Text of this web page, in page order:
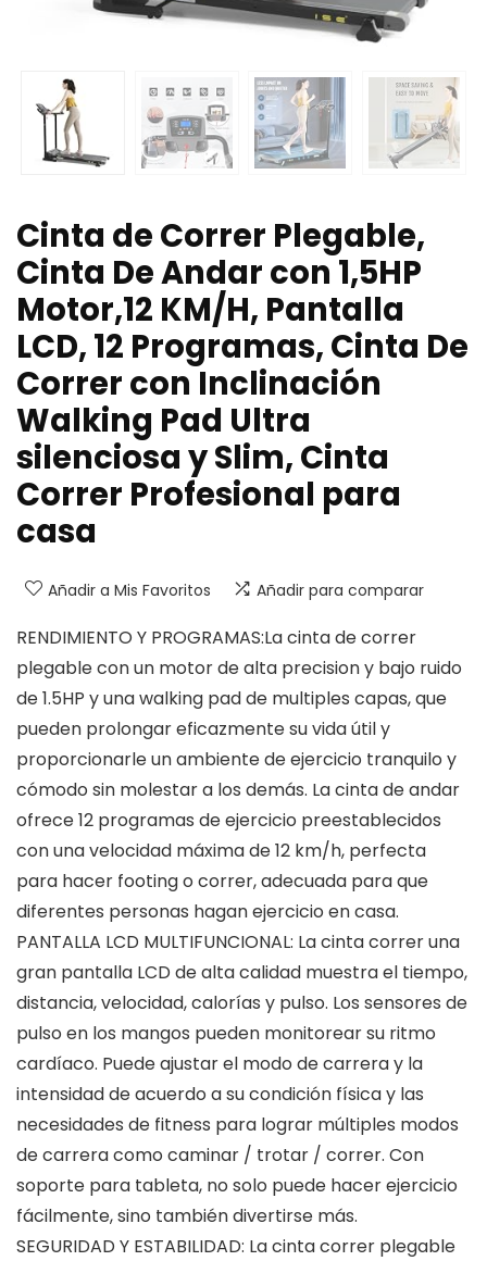
Cinta de Correr Plegable,
Cinta De Andar con 1,5HP
Motor,12 KM/H, Pantalla
LCD, 12 Programas, Cinta De
Correr con Inclinación
Walking Pad Ultra
silenciosa y Slim, Cinta
Correr Profesional para
casa
Añadir a Mis Favoritos Añadir para comparar
RENDIMIENTO Y PROGRAMAS:La cinta de correr
plegable con un motor de alta precision y bajo ruido
de 1.5HP y una walking pad de multiples capas, que
pueden prolongar eficazmente su vida útil y
proporcionarle un ambiente de ejercicio tranquilo y
cómodo sin molestar a los demás. La cinta de andar
ofrece 12 programas de ejercicio preestablecidos
con una velocidad máxima de 12 km/h, perfecta
para hacer footing o correr, adecuada para que
diferentes personas hagan ejercicio en casa.
PANTALLA LCD MULTIFUNCIONAL: La cinta correr una
gran pantalla LCD de alta calidad muestra el tiempo,
distancia, velocidad, calorías y pulso. Los sensores de
pulso en los mangos pueden monitorear su ritmo
cardíaco. Puede ajustar el modo de carrera y la
intensidad de acuerdo a su condición física y las
necesidades de fitness para lograr múltiples modos
de carrera como caminar / trotar / correr. Con
soporte para tableta, no solo puede hacer ejercicio
fácilmente, sino también divertirse más.
SEGURIDAD Y ESTABILIDAD: La cinta correr plegable